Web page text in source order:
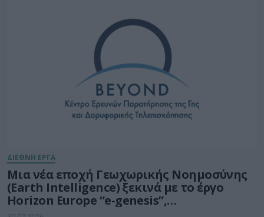
ΔΙΕΘΝΗ ΕΡΓΑ
Μια νέα εποχή Γεωχωρικής Νοημοσύνης
(Earth Intelligence) ξεκινά με το έργο
Horizon Europe “e-genesis”,
προϋπολογισμού 7,5 εκατ. ευρώ